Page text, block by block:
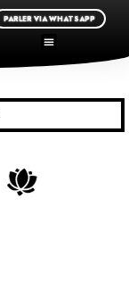
PARLER VIA WHATSAPP